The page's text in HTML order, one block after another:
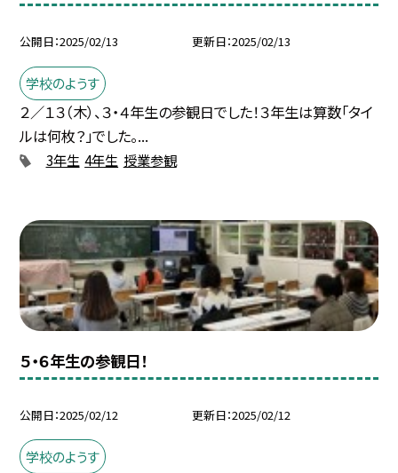
公開日 2025/02/13 更新日 2025/02/13
学校のようす
２／１３（木）、３・４年生の参観日でした！３年生は算数「タイ
ルは何枚？」でした。...
3年生 4年生 授業参観
５・６年生の参観日！
公開日 2025/02/12 更新日 2025/02/12
学校のようす